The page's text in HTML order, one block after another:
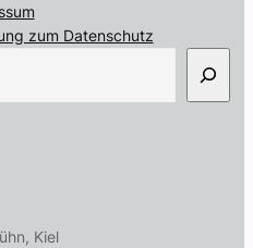
zum Datenschutz
Kiel